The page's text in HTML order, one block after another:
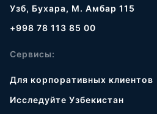
Узб, Бухара, М. Амбар 115
+998 78 113 85 00
Сервисы:
Для корпоративных клиентов
Исследуйте Узбекистан